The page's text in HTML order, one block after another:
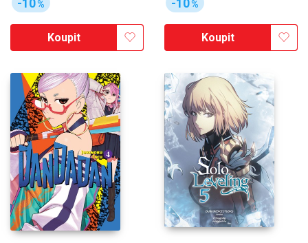
-10%
Koupit
%
Koupit